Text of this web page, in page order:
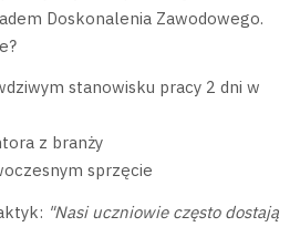
Doskonalenia Zawodowego.
stanowisku pracy 2 dni w
z branży
sprzęcie
"Nasi uczniowie często dostają